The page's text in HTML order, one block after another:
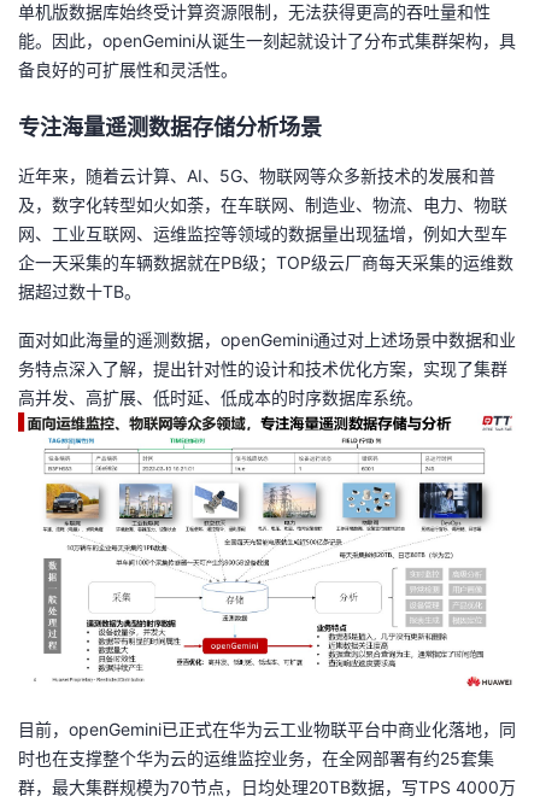
注
开
学
堂
我
的
课
程
我
的
认
证
我
的
实
验
我
的
收
藏
的
我
持
我
技
术
支
持
的
云
声
建
议
单机版数据库始终受计算资源限制，无法获得更高的吞吐量和性
能。因此，openGemini从诞生一刻起就设计了分布式集群架构，具
备良好的可扩展性和灵活性。
专注海量遥测数据存储分析场景
近年来，随着云计算、AI、5G、物联网等众多新技术的发展和普
及，数字化转型如火如荼，在车联网、制造业、物流、电力、物联
网、工业互联网、运维监控等领域的数据量出现猛增，例如大型车
企一天采集的车辆数据就在PB级；TOP级云厂商每天采集的运维数
据超过数十TB。
面对如此海量的遥测数据，openGemini通过对上述场景中数据和业
务特点深入了解，提出针对性的设计和技术优化方案，实现了集群
高并发、高扩展、低时延、低成本的时序数据库系统。
目前，openGemini已正式在华为云工业物联平台中商业化落地，同
时也在支撑整个华为云的运维监控业务，在全网部署有约25套集
群，最大集群规模为70节点，日均处理20TB数据，写TPS 4000万